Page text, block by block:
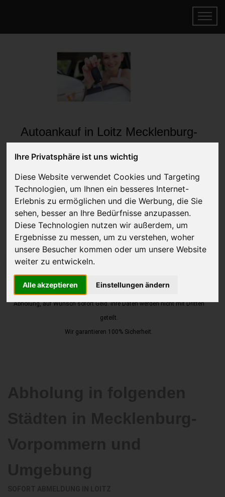
Ihre Privatsphäre ist uns wichtig
Diese Website verwendet Cookies und Targeting
Technologien, um Ihnen ein besseres Internet-
Erlebnis zu ermöglichen und die Werbung, die Sie
sehen, besser an Ihre Bedürfnisse anzupassen.
Diese Technologien nutzen wir außerdem, um
Ergebnisse zu messen, um zu verstehen, woher
unsere Besucher kommen oder um unsere Website
weiter zu entwickeln.
Alle akzeptieren Einstellungen ändern
Autoankauf in Loitz Mecklenburg-
Vorpommern (Deutschland)
lassen
Auf Wunsch sofort Geld für Ihr Auto erhalten
JETZT KOSTENLOSE BEWERTUNG
Kostenloses Angebot
für den Ankauf Ihres Autos inklusive der
Abholung, auf Wunsch sofort Geld. Ihre Daten werden nicht mit Dritten
geteilt.
Wir garantieren 100% Sicherheit.